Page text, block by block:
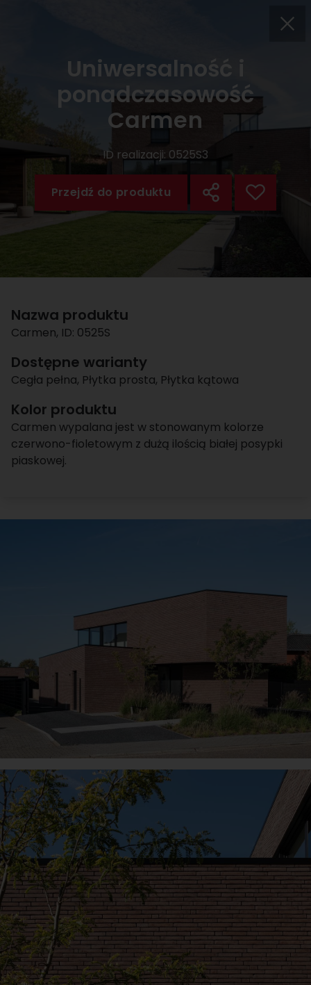
Uniwersalność i
ponadczasowość
Carmen
ID realizacji: 0525S3
Przejdź do produktu
Nazwa produktu
Carmen, ID: 0525S
Dostępne warianty
Cegła pełna, Płytka prosta, Płytka kątowa
Kolor produktu
Carmen wypalana jest w stonowanym kolorze
czerwono-fioletowym z dużą ilością białej posypki
piaskowej.